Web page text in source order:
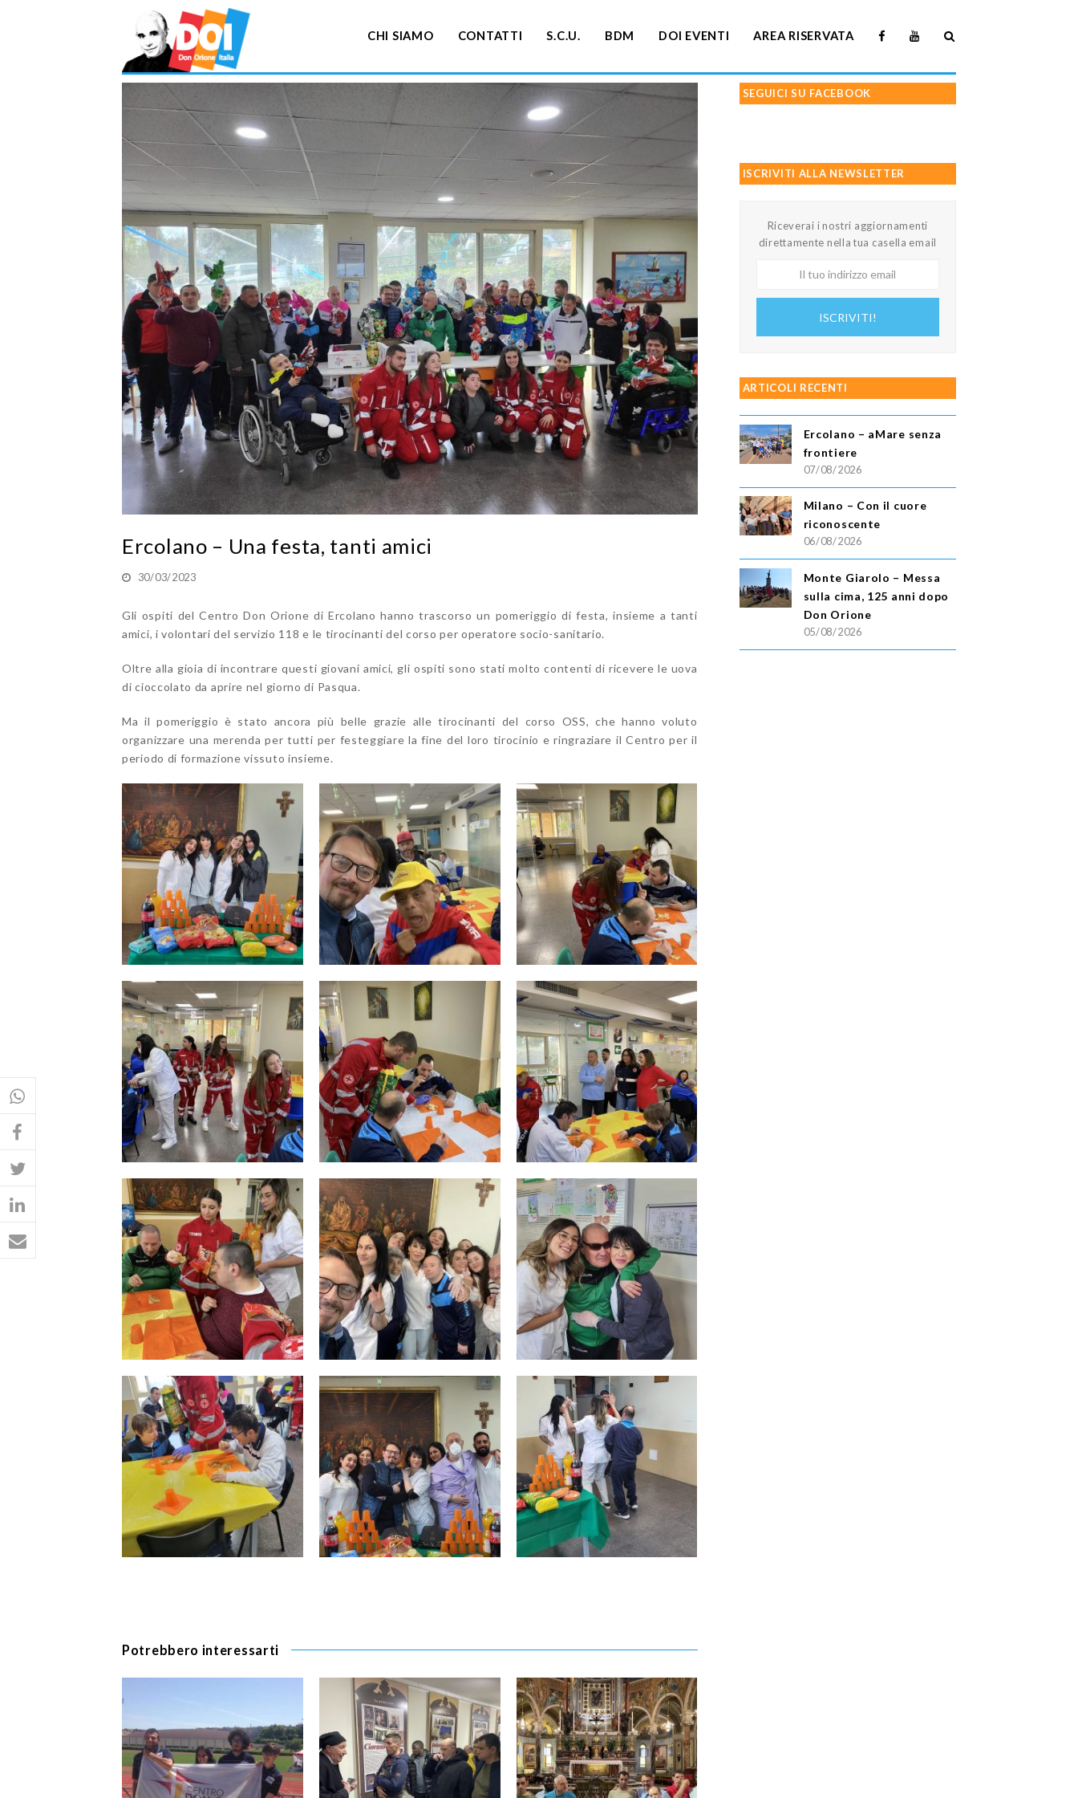
CHI SIAMO CONTATTI S.C.U. BDM DOI EVENTI AREA RISERVATA
Ercolano – Una festa, tanti amici
30/03/2023
Gli ospiti del Centro Don Orione di Ercolano hanno trascorso un pomeriggio di festa, insieme a tanti
amici, i volontari del servizio 118 e le tirocinanti del corso per operatore socio-sanitario.
Oltre alla gioia di incontrare questi giovani amici, gli ospiti sono stati molto contenti di ricevere le uova
di cioccolato da aprire nel giorno di Pasqua.
Ma il pomeriggio è stato ancora più belle grazie alle tirocinanti del corso OSS, che hanno voluto
organizzare una merenda per tutti per festeggiare la fine del loro tirocinio e ringraziare il Centro per il
periodo di formazione vissuto insieme.
Potrebbero interessarti
SEGUICI SU FACEBOOK
ISCRIVITI ALLA NEWSLETTER
Riceverai i nostri aggiornamenti
direttamente nella tua casella email
ISCRIVITI!
ARTICOLI RECENTI
Ercolano – aMare senza
frontiere
07/08/2026
Milano – Con il cuore
riconoscente
06/08/2026
Monte Giarolo – Messa
sulla cima, 125 anni dopo
Don Orione
05/08/2026